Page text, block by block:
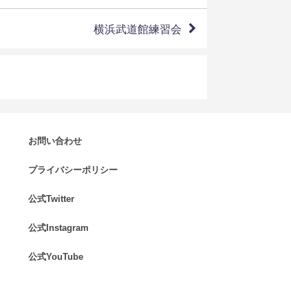
横浜武道館練習会
お問い合わせ
プライバシーポリシー
公式Twitter
公式Instagram
公式YouTube